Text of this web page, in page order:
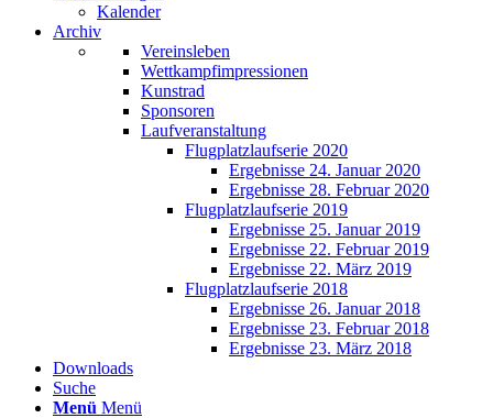
Kalender
Archiv
Vereinsleben
Wettkampfimpressionen
Kunstrad
Sponsoren
Laufveranstaltung
Flugplatzlaufserie 2020
Ergebnisse 24. Januar 2020
Ergebnisse 28. Februar 2020
Flugplatzlaufserie 2019
Ergebnisse 25. Januar 2019
Ergebnisse 22. Februar 2019
Ergebnisse 22. März 2019
Flugplatzlaufserie 2018
Ergebnisse 26. Januar 2018
Ergebnisse 23. Februar 2018
Ergebnisse 23. März 2018
Downloads
Suche
Menü Menü